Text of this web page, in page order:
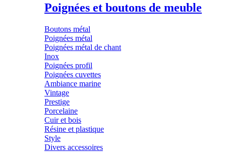
Poignées et boutons de meuble
Boutons métal
Poignées métal
Poignées métal de chant
Inox
Poignées profil
Poignées cuvettes
Ambiance marine
Vintage
Prestige
Porcelaine
Cuir et bois
Résine et plastique
Style
Divers accessoires